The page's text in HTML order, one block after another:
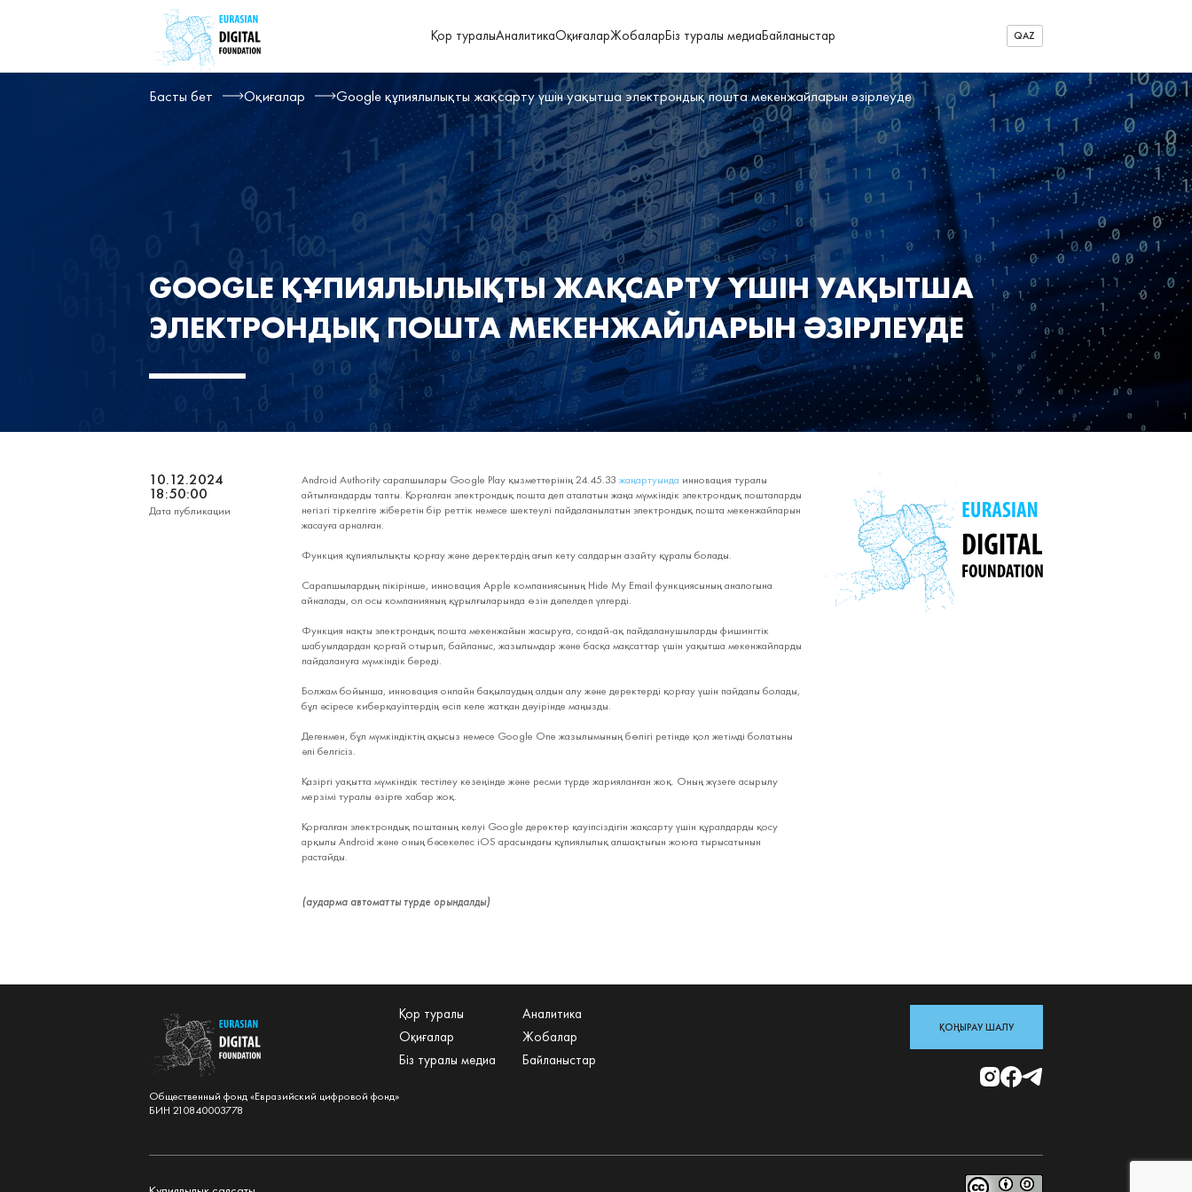
Қор туралыАналитикаОқиғаларЖобаларБіз туралы медиаБайланыстар QAZ
Басты бет Оқиғалар Google құпиялылықты жақсарту үшін уақытша электрондық пошта мекенжайларын әзірлеуде
GOOGLE ҚҰПИЯЛЫЛЫҚТЫ ЖАҚСАРТУ ҮШІН УАҚЫТША
ЭЛЕКТРОНДЫҚ ПОШТА МЕКЕНЖАЙЛАРЫН ӘЗІРЛЕУДЕ
10.12.2024
18:50:00
Дата публикации
Android Authority сарапшылары Google Play қызметтерінің 24.45.33 жаңартуында инновация туралы
айтылғандарды тапты. Қорғалған электрондық пошта деп аталатын жаңа мүмкіндік электрондық пошталарды
негізгі тіркелгіге жіберетін бір реттік немесе шектеулі пайдаланылатын электрондық пошта мекенжайларын
жасауға арналған.
Функция құпиялылықты қорғау және деректердің ағып кету салдарын азайту құралы болады.
Сарапшылардың пікірінше, инновация Apple компаниясының Hide My Email функциясының аналогына
айналады, ол осы компанияның құрылғыларында өзін дәлелдеп үлгерді.
Функция нақты электрондық пошта мекенжайын жасыруға, сондай-ақ пайдаланушыларды фишингтік
шабуылдардан қорғай отырып, байланыс, жазылымдар және басқа мақсаттар үшін уақытша мекенжайларды
пайдалануға мүмкіндік береді.
Болжам бойынша, инновация онлайн бақылаудың алдын алу және деректерді қорғау үшін пайдалы болады,
бұл әсіресе киберқауіптердің өсіп келе жатқан дәуірінде маңызды.
Дегенмен, бұл мүмкіндіктің ақысыз немесе Google One жазылымының бөлігі ретінде қол жетімді болатыны
әлі белгісіз.
Қазіргі уақытта мүмкіндік тестілеу кезеңінде және ресми түрде жарияланған жоқ. Оның жүзеге асырылу
мерзімі туралы әзірге хабар жоқ.
Қорғалған электрондық поштаның келуі Google деректер қауіпсіздігін жақсарту үшін құралдарды қосу
арқылы Android және оның бәсекелес iOS арасындағы құпиялылық алшақтығын жоюға тырысатынын
растайды.
(аударма автоматты түрде орындалды)
Общественный фонд «Евразийский цифровой фонд»
БИН 210840003778
Қор туралы
Аналитика
Оқиғалар
Жобалар
Біз туралы медиа
Байланыстар
ҚОҢЫРАУ ШАЛУ